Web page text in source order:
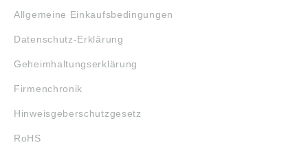
Allgemeine Einkaufsbedingungen
Datenschutz-Erklärung
Geheimhaltungserklärung
Firmenchronik
Hinweisgeberschutzgesetz
RoHS